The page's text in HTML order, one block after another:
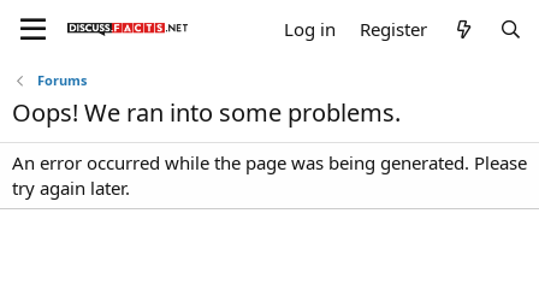
Log in Register
Forums
Oops! We ran into some problems.
An error occurred while the page was being generated. Please
try again later.